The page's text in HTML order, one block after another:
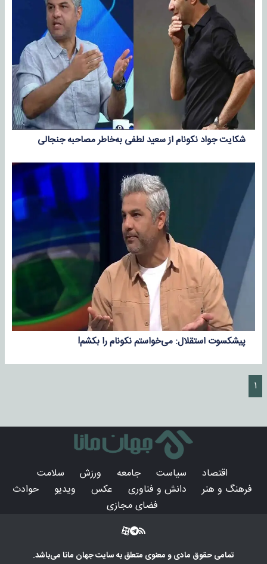
شکایت جواد نکونام از سعید لطفی به‌خاطر مصاحبه جنجالی
پیشکسوت استقلال: می‌خواستم نکونام را بکشم!
۱
اقتصاد سیاست جامعه ورزش
سلامت
فرهنگ و هنر
دانش و فناوری عکس ویدیو
حوادث
فضای مجازی
تمامی حقوق مادی و معنوی متعلق به سایتجهان مانامی‌باشد.